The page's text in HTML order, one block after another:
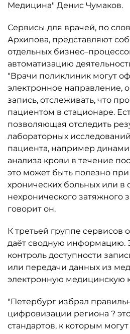
Медицина" Денис Чумаков.
Сервисы для врачей, по
Архипова, представляют
отдельных
автоматизацию
"Врачи поликлиник могут
электронное направление,
запись, отслеживать, что
пациентом в стационаре.
позволяющая отследить
лабораторных
пациента, например
анализа крови в течение
это может быть полезно
хронических больных или в
нехронического затяжного
говорит он.
К третьей группе сервисов
даёт сводную информацию.
контроль доступности
или передачи данных из
электронную медицинскую
"Петербург избрал
цифровизации региона ?
стандартов, к которым